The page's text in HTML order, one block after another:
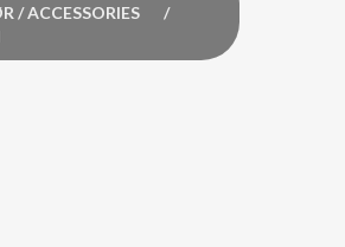
/ ACCESSORIES
/